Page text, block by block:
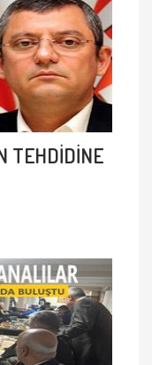
TEHDİDİNE